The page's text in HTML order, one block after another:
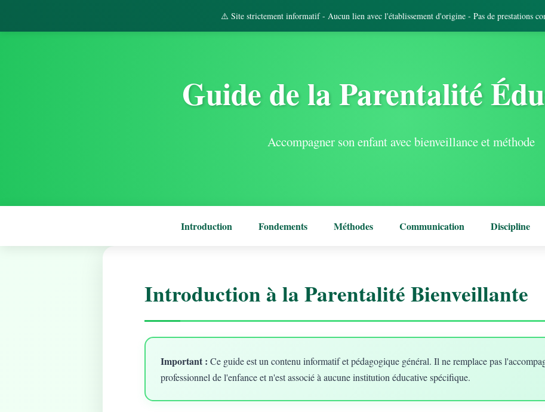
⚠️ Site strictement informatif - Aucun lien avec l'établissement d'origine - Pas de prestations
Guide de la Parentalité
Accompagner son enfant avec bienveillance et méthode
Introduction Fondements Méthodes Communication Discipline
Introduction à la Parentalité Bienveillante
Important : Ce guide est un contenu informatif et pédagogique général. Il ne remplace pas
professionnel de l'enfance et n'est associé à aucune institution éducative spécifique.